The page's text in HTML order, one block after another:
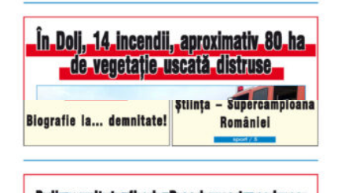
duminică
9.00 - 12.00